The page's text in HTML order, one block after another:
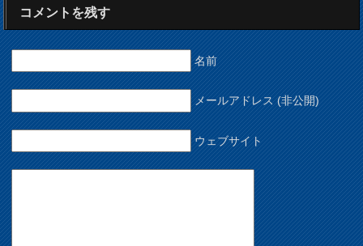
コメントを残す
名前
メールアドレス (非公開)
ウェブサイト